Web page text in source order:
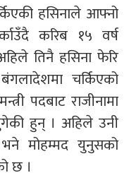
हसिनाले आफ्नो
करिब १५ वर्ष
तिनै हसिना फेरि
चर्किएको
पदबाट राजीनामा
हुन् । अहिले उनी
मोहम्मद युनुसको
छ ।